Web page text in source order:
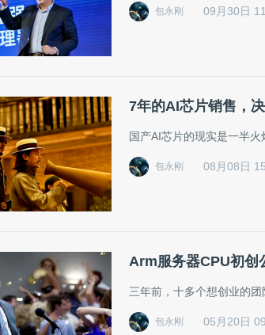
包永刚 09月30日
7年的AI芯片销售，
国产AI芯片的现实是一半
包永刚 08月08日
Arm服务器CPU初创
三年前，十多个想创业的团
包永刚 05月20日